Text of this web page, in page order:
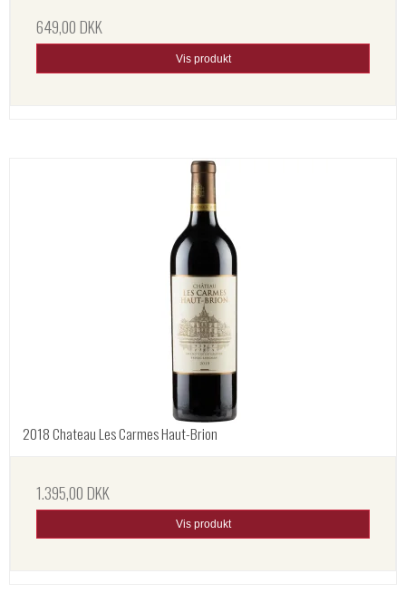
649,00 DKK
Vis produkt
2018 Chateau Les Carmes Haut-Brion
1.395,00 DKK
Vis produkt